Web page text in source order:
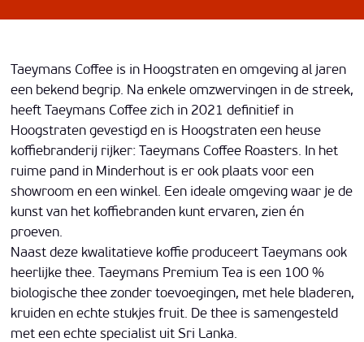
Taeymans Coffee is in Hoogstraten en omgeving al jaren
een bekend begrip. Na enkele omzwervingen in de streek,
heeft Taeymans Coffee zich in 2021 definitief in
Hoogstraten gevestigd en is Hoogstraten een heuse
koffiebranderij rijker: Taeymans Coffee Roasters. In het
ruime pand in Minderhout is er ook plaats voor een
showroom en een winkel. Een ideale omgeving waar je de
kunst van het koffiebranden kunt ervaren, zien én
proeven.
Naast deze kwalitatieve koffie produceert Taeymans ook
heerlijke thee. Taeymans Premium Tea is een 100 %
biologische thee zonder toevoegingen, met hele bladeren,
kruiden en echte stukjes fruit. De thee is samengesteld
met een echte specialist uit Sri Lanka.